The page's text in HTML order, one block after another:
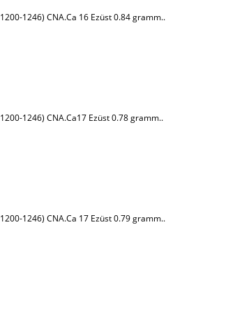
1246) CNA.Ca 16 Ezüst 0.84 gramm..
1246) CNA.Ca17 Ezüst 0.78 gramm..
1246) CNA.Ca 17 Ezüst 0.79 gramm..